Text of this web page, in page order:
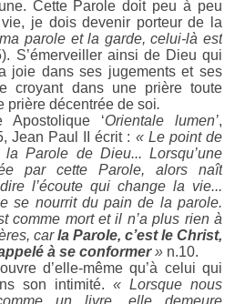
Cette Parole doit peu à peu
je dois devenir porteur de la
parole et la garde, celui-là est
S’émerveiller ainsi de Dieu qui
joie dans ses jugements et ses
croyant dans une prière toute
prière décentrée de soi.
Apostolique ‘Orientale lumen’,
Jean Paul II écrit : « Le point de
Parole de Dieu... Lorsqu’une
par cette Parole, alors naît
dire l’écoute qui change la vie...
se nourrit du pain de la parole.
comme mort et il n’a plus rien à
carla Parole, c’est le Christ,
à se conformer» n.10.
d’elle-même qu’à celui qui
son intimité. « Lorsque nous